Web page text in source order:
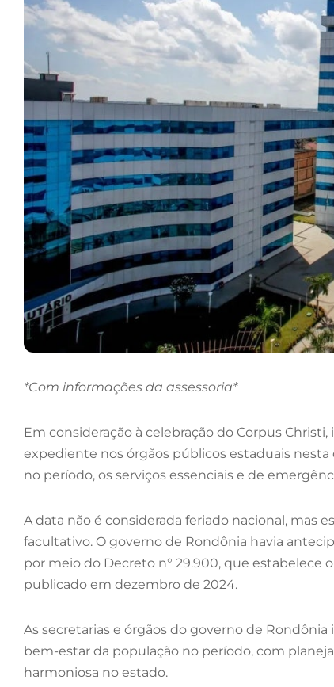
*Com informações da assessoria*
Em consideração à celebração do Corpus
expediente nos órgãos públicos estaduais
no período, os serviços essenciais e de
A data não é considerada feriado nacional,
facultativo. O governo de Rondônia havia
por meio do Decreto n° 29.900, que estabelece
publicado em dezembro de 2024.
As secretarias e órgãos do governo de
bem-estar da população no período, com
harmoniosa no estado.